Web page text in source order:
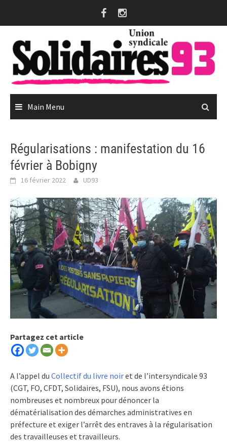
Main Menu
Régularisations : manifestation du 16
février à Bobigny
16 février 2022 UD93
Partagez cet article
A l’appel du Collectif du livre noiret de l’intersyndicale 93
(CGT, FO, CFDT, Solidaires, FSU), nous avons étions
nombreuses et nombreux pour dénoncer la
dématérialisation des démarches administratives en
préfecture et exiger l’arrêt des entraves à la régularisation
des travailleuses et travailleurs.